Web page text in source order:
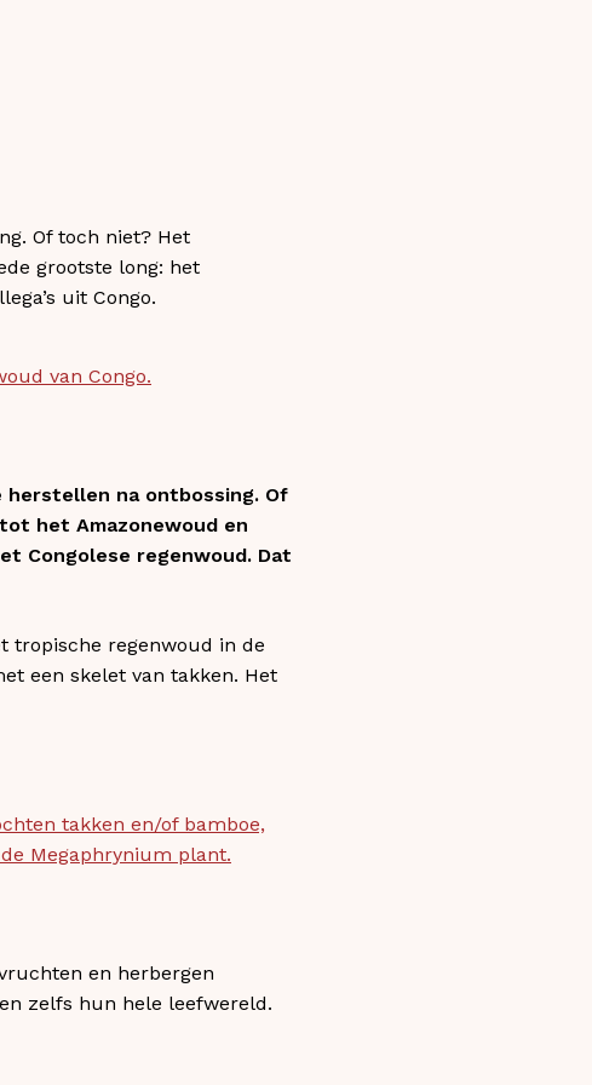
Of toch niet? Het
grootste long: het
uit Congo.
van Congo.
na ontbossing. Of
het Amazonewoud en
Congolese regenwoud. Dat
tropische regenwoud in de
een skelet van takken. Het
takken en/of bamboe,
Megaphrynium plant.
en herbergen
zelfs hun hele leefwereld.